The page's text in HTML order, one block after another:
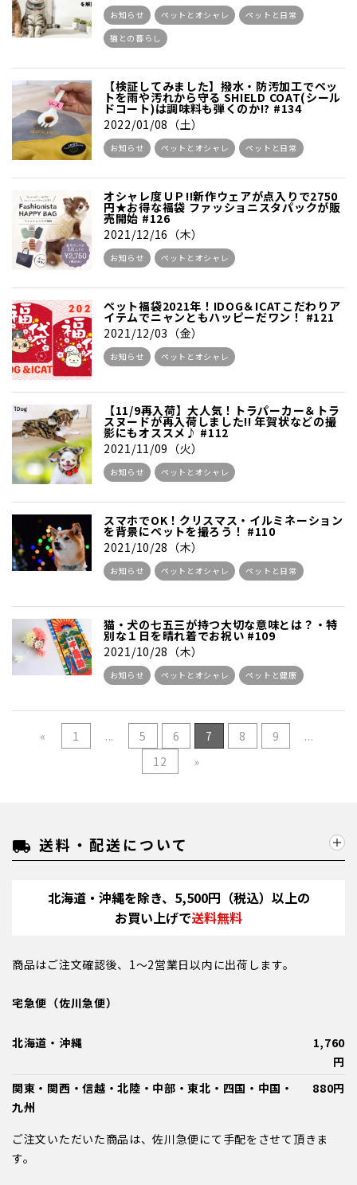
お知らせ ペットとオシャレ
ペットと日常
猫との暮らし
【検証してみました】撥水・防汚加工でペッ
トを雨や汚れから守る SHIELD COAT(シール
ドコート)は調味料も弾くのか!? #134
2022/01/08（土）
お知らせ ペットとオシャレ ペットと日常
オシャレ度ＵＰ!!新作ウェアが点入りで2750
円★お得な福袋 ファッショニスタパックが販
売開始 #126
2021/12/16（木）
お知らせ ペットとオシャレ
ペット福袋2021年！IDOG＆ICATこだわりア
イテムでニャンともハッピーだワン！ #121
2021/12/03（金）
お知らせ ペットとオシャレ
【11/9再入荷】大人気！トラパーカー＆トラ
スヌードが再入荷しました!! 年賀状などの撮
影にもオススメ♪ #112
2021/11/09（火）
お知らせ ペットとオシャレ
スマホでOK！クリスマス・イルミネーション
を背景にペットを撮ろう！ #110
2021/10/28（木）
お知らせ ペットとオシャレ ペットと日常
猫・犬の七五三が持つ大切な意味とは？・特
別な１日を晴れ着でお祝い #109
2021/10/28（木）
お知らせ ペットとオシャレ ペットと健康
« 1 ... 5 6 7 8 9
...
12
»
local_shipping 送料・配送について
北海道・沖縄を除き、5,500円（税込）以上の
お買い上げで送料無料
商品はご注文確認後、1～2営業日以内に出荷します。
宅急便（佐川急便）
北海道・沖縄
1,760
円
関東・関西・信越・北陸・中部・東北・四国・中国・
九州
880円
ご注文いただいた商品は、佐川急便にて手配をさせて頂きま
す。